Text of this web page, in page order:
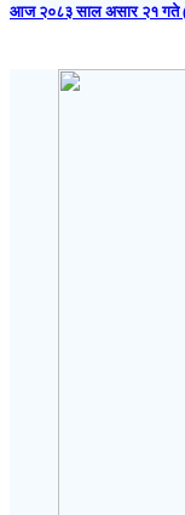
आज २०८३ साल असार २१ गते